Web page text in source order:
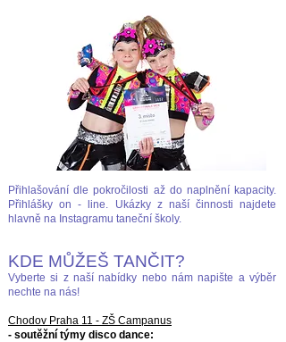
Přihlašování dle pokročilosti až do naplnění kapacity.
Přihlášky on - line. Ukázky z naší činnosti najdete
hlavně na Instagramu taneční školy.
KDE MŮŽEŠ TANČIT?
Vyberte si z naší nabídky nebo nám napište a výběr
nechte na nás!
Chodov Praha 11 - ZŠ Campanus
- soutěžní týmy disco dance: